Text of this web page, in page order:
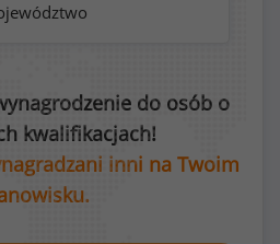
do osób o
kwalifikacjach!
inni na Twoim